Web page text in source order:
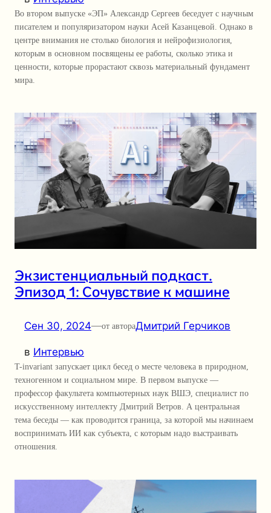
Во втором выпуске «ЭП» Александр Сергеев беседует с научным
писателем и популяризатором науки Асей Казанцевой. Однако в
центре внимания не столько биология и нейрофизиология,
которым в основном посвящены ее работы, сколько этика и
ценности, которые прорастают сквозь материальный фундамент
мира.
Экзистенциальный подкаст.
Эпизод 1: Сочувствие к машине
Сен 30, 2024—от автораДмитрий Герчиков
в Интервью
T-invariant запускает цикл бесед о месте человека в природном,
техногенном и социальном мире. В первом выпуске —
профессор факультета компьютерных наук ВШЭ, специалист по
искусственному интеллекту Дмитрий Ветров. А центральная
тема беседы — как проводится граница, за которой мы начинаем
воспринимать ИИ как субъекта, с которым надо выстраивать
отношения.